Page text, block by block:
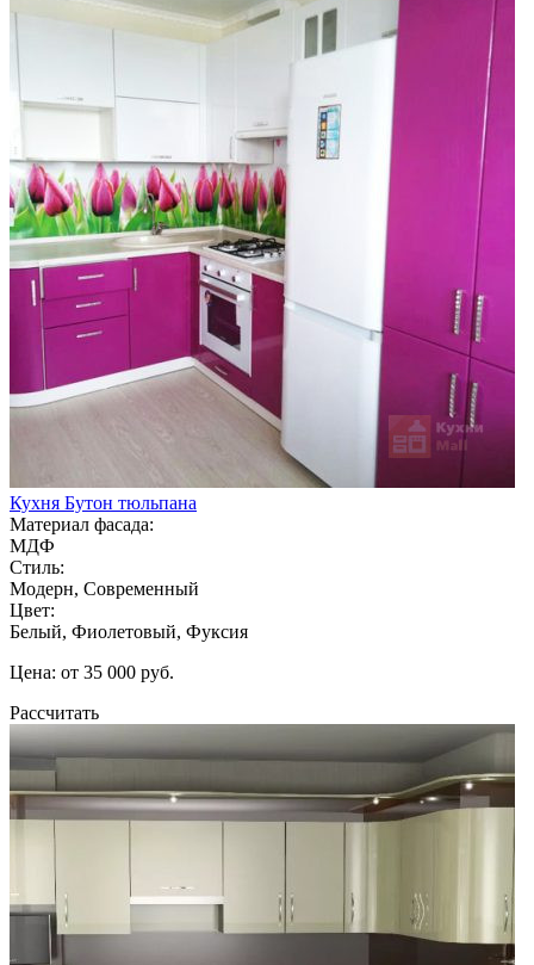
Кухня Бутон тюльпана
Материал фасада:
МДФ
Стиль:
Модерн, Современный
Цвет:
Белый, Фиолетовый, Фуксия
Цена: от 35 000 руб.
Рассчитать